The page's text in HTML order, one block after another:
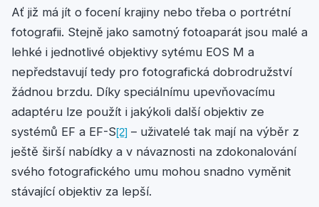
Ať již má jít o focení krajiny nebo třeba o portrétní
fotografii. Stejně jako samotný fotoaparát jsou malé a
lehké i jednotlivé objektivy sytému EOS M a
nepředstavují tedy pro fotografická dobrodružství
žádnou brzdu. Díky speciálnímu upevňovacímu
adaptéru lze použít i jakýkoli další objektiv ze
systémů EF a EF-S[2] – uživatelé tak mají na výběr z
ještě širší nabídky a v návaznosti na zdokonalování
svého fotografického umu mohou snadno vyměnit
stávající objektiv za lepší.